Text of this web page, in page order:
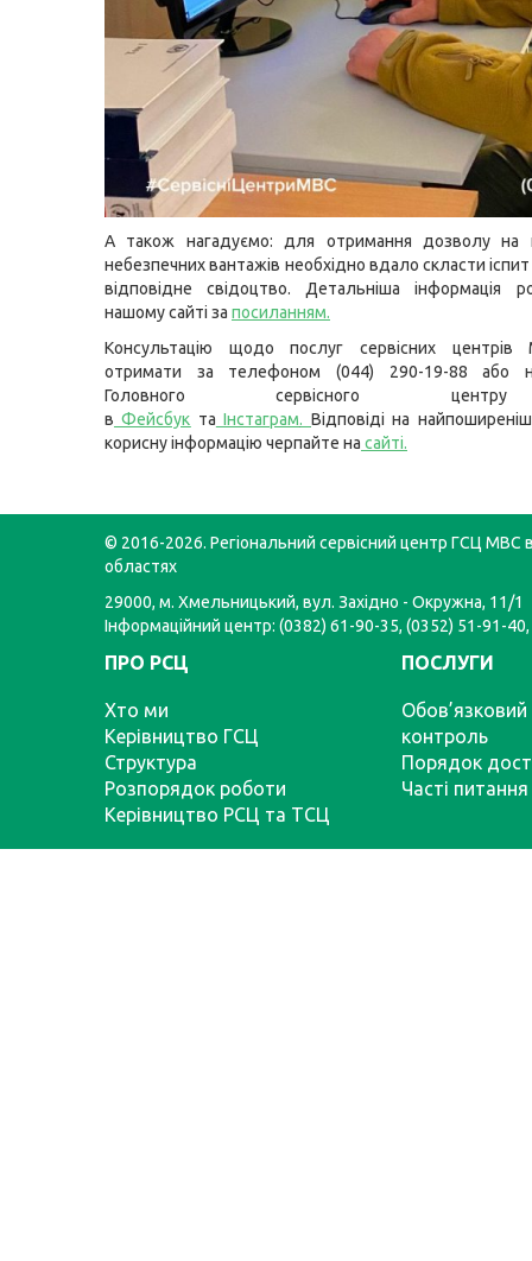
А також нагадуємо: для отримання дозволу на
небезпечних вантажів необхідно вдало скласти
відповідне свідоцтво. Детальніша інформація
нашому сайті за посиланням.
Консультацію щодо послуг сервісних
отримати за телефоном (044) 290-19-88 або
Головного сервісного
в Фейсбук та Інстаграм. Відповіді на
корисну інформацію черпайте на сайті.
© 2016-2026. Регіональний сервісний центр ГСЦ МВС
областях
29000, м. Хмельницький, вул. Західно - Окружна, 11/1
Інформаційний центр: (0382) 61-90-35, (0352) 51-91-
ПРО РСЦ
Хто ми
Керівництво ГСЦ
Структура
Розпорядок роботи
Керівництво РСЦ та ТСЦ
ПОСЛУГИ
Обов’язковий
контроль
Порядок
Часті питання